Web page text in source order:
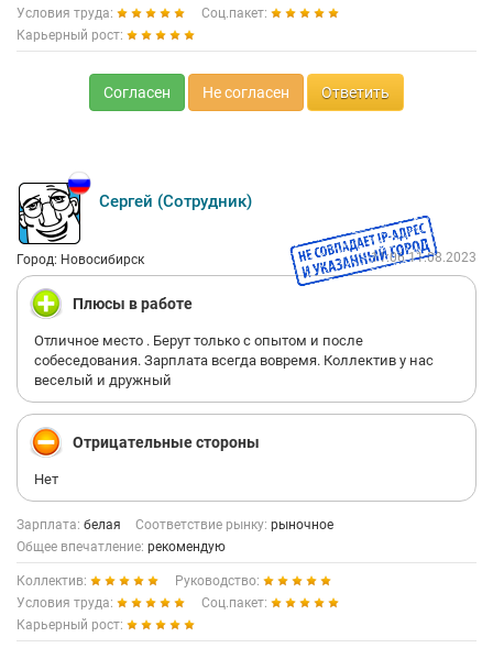
Условия труда:
Соц.пакет:
Карьерный рост:
Согласен Не согласен Ответить
Сергей (Сотрудник)
Город: Новосибирск 11:06 11.08.2023
Плюсы в работе
Отличное место . Берут только с опытом и после
собеседования. Зарплата всегда вовремя. Коллектив у нас
веселый и дружный
Отрицательные стороны
Нет
Зарплата: белая Соответствие рынку: рыночное
Общее впечатление: рекомендую
Коллектив:
Руководство:
Условия труда:
Соц.пакет:
Карьерный рост: